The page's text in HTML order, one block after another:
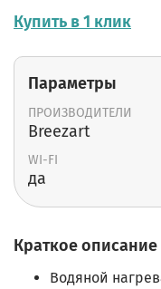
Купить в 1 клик
Параметры
ПРОИЗВОДИТЕЛИ
Breezart
WI-FI
да
Краткое описание
Водяной